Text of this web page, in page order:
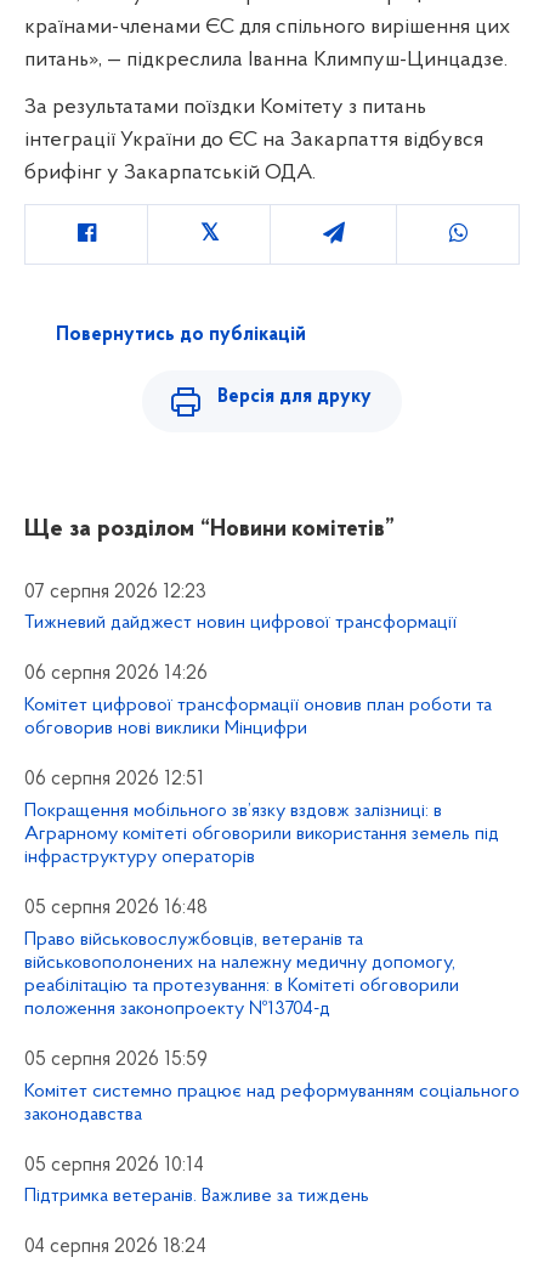
країнами-членами ЄС для спільного вирішення цих
питань», — підкреслила Іванна Климпуш-Цинцадзе.
За результатами поїздки Комітету з питань
інтеграції України до ЄС на Закарпаття відбувся
брифінг у Закарпатській ОДА.
Повернутись до публікацій
Версія для друку
Ще за розділом “Новини комітетів”
07 серпня 2026 12:23
Тижневий дайджест новин цифрової трансформації
06 серпня 2026 14:26
Комітет цифрової трансформації оновив план роботи та
обговорив нові виклики Мінцифри
06 серпня 2026 12:51
Покращення мобільного зв’язку вздовж залізниці: в
Аграрному комітеті обговорили використання земель під
інфраструктуру операторів
05 серпня 2026 16:48
Право військовослужбовців, ветеранів та
військовополонених на належну медичну допомогу,
реабілітацію та протезування: в Комітеті обговорили
положення законопроекту №13704-д
05 серпня 2026 15:59
Комітет системно працює над реформуванням соціального
законодавства
05 серпня 2026 10:14
Підтримка ветеранів. Важливе за тиждень
04 серпня 2026 18:24